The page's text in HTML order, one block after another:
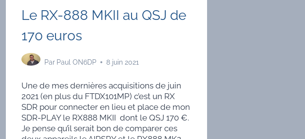
Le RX-888 MKII au QSJ de
170 euros
Par Paul ON6DP 8 juin 2021
Une de mes dernières acquisitions de juin
2021 (en plus du FTDX101MP) c’est un RX
SDR pour connecter en lieu et place de mon
SDR-PLAY le RX888 MKII dont le QSJ 170 €.
Je pense qu’il serait bon de comparer ces